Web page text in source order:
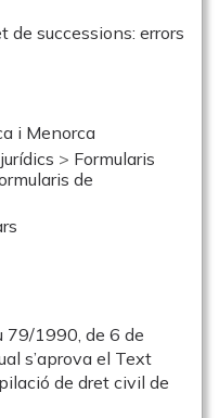
de successions: errors
i Menorca
> Formularis
de
79/1990, de 6 de
s’aprova el Text
de dret civil de